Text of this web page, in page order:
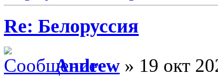
Re: Белоруссия
Andrew » 19 окт